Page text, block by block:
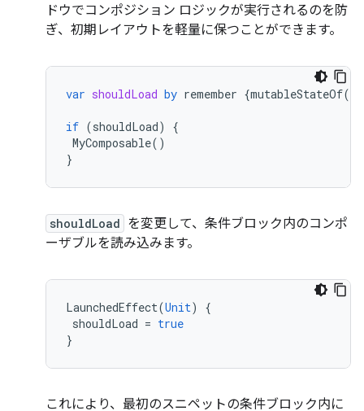
ドウでコンポジション ロジックが実行されるのを防
ぎ、初期レイアウトを軽量に保つことができます。
var shouldLoad by remember {mutableStateOf(
if (shouldLoad)
{
MyComposable()
}
shouldLoad を変更して、条件ブロック内のコンポ
ーザブルを読み込みます。
LaunchedEffect(Unit)
{
shouldLoad = true
}
これにより、最初のスニペットの条件ブロック内に